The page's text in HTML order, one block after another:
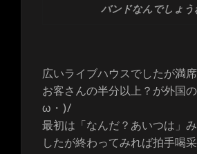
バンドなんでしょう
広いライブハウスでしたが満席
お客さんの半分以上？が外国
ω・)/
最初は「なんだ？あいつは」
したが終わってみれば拍手喝